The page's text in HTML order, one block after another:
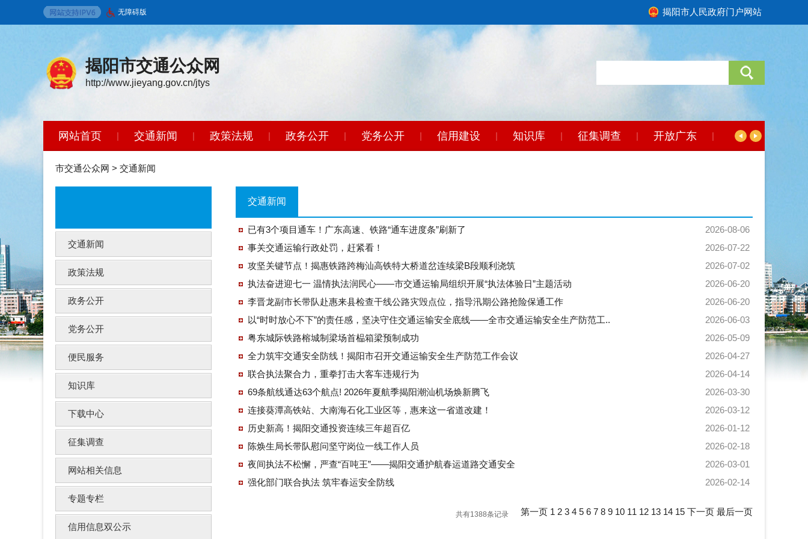
无障碍版 揭阳市人民政府门户网站
揭阳市交通公众网
http://www.jieyang.gov.cn/jtys
网站首页 | 交通新闻 | 政策法规 | 政务公开 | 党务公开 | 信用建设 | 知识库 | 征集调查 | 开放广东 |
智能问答
市交通公众网 > 交通新闻
交通新闻
政策法规
政务公开
党务公开
便民服务
知识库
下载中心
征集调查
网站相关信息
专题专栏
信用信息双公示
交通新闻
2026-08-06
已有3个项目通车！广东高速、铁路“通车进度条”刷新了
2026-07-22
事关交通运输行政处罚，赶紧看！
2026-07-02
攻坚关键节点！揭惠铁路跨梅汕高铁特大桥道岔连续梁B段顺利浇筑
2026-06-20
执法奋进迎七一 温情执法润民心——市交通运输局组织开展“执法体验日”主题活动
2026-06-20
李晋龙副市长带队赴惠来县检查干线公路灾毁点位，指导汛期公路抢险保通工作
2026-06-03
以“时时放心不下”的责任感，坚决守住交通运输安全底线——全市交通运输安全生产防范工..
2026-05-09
粤东城际铁路榕城制梁场首榀箱梁预制成功
2026-04-27
全力筑牢交通安全防线！揭阳市召开交通运输安全生产防范工作会议
2026-04-14
联合执法聚合力，重拳打击大客车违规行为
2026-03-30
69条航线通达63个航点! 2026年夏航季揭阳潮汕机场焕新腾飞
2026-03-12
连接葵潭高铁站、大南海石化工业区等，惠来这一省道改建！
2026-01-12
历史新高！揭阳交通投资连续三年超百亿
2026-02-18
陈焕生局长带队慰问坚守岗位一线工作人员
2026-03-01
夜间执法不松懈，严查“百吨王”——揭阳交通护航春运道路交通安全
2026-02-14
强化部门联合执法 筑牢春运安全防线
第一页 1 2 3 4 5 6 7 8 9 10 11 12 13 14 15 下一页 最后一页
共有1388条记录